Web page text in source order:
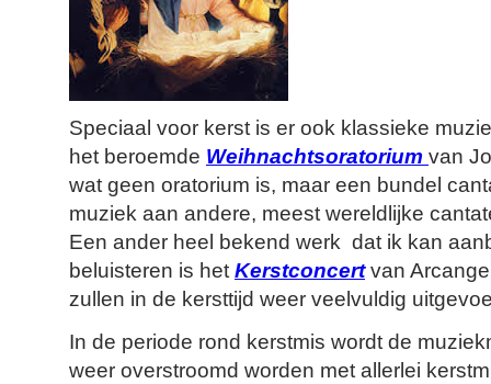
Speciaal voor kerst is er ook klassieke
het beroemde Weihnachtsoratorium van
wat geen oratorium is, maar een bundel
muziek aan andere, meest wereldlijke
Een ander heel bekend werk dat ik kan
beluisteren is het Kerstconcertvan
zullen in de kersttijd weer veelvuldig
In de periode rond kerstmis wordt de
weer overstroomd worden met allerlei